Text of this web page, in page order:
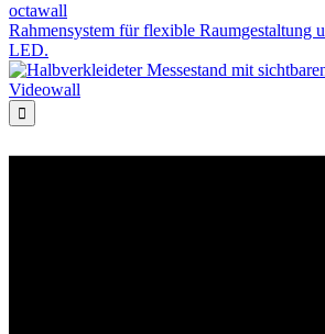
octawall
Rahmensystem für flexible Raumgestaltung
LED.
